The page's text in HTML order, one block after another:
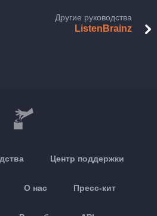
Другие руководства
ListenBrainz
Центр поддержки
О нас Пресс-кит